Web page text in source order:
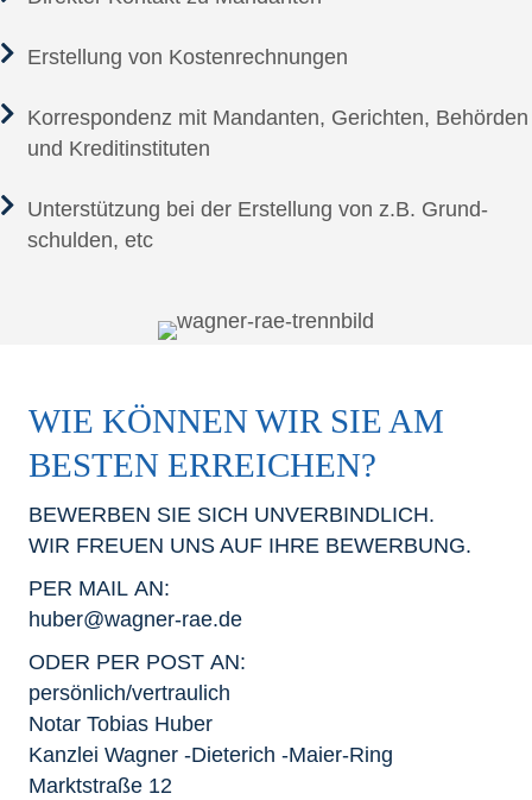
Erstel­lung von Kostenrechnungen
Kor­re­spon­denz mit Man­dan­ten, Gerich­ten, Behör­den
und Kreditinstituten
Unter­stüt­zung bei der Erstel­lung von z.B. Grund­
schul­den, etc
WIE KÖN­NEN WIR SIE AM
BES­TEN ERREICHEN?
BEWER­BEN SIE SICH UNVERBINDLICH.
WIR FREU­EN UNS AUF IHRE BEWERBUNG.
PER MAIL AN:
huber@wagner-rae.de
ODER PER POST AN:
persönlich/vertraulich
Notar Tobi­as Huber
Kanz­lei Wag­ner ‑Die­te­rich ‑Mai­er-Ring
Markt­stra­ße 12